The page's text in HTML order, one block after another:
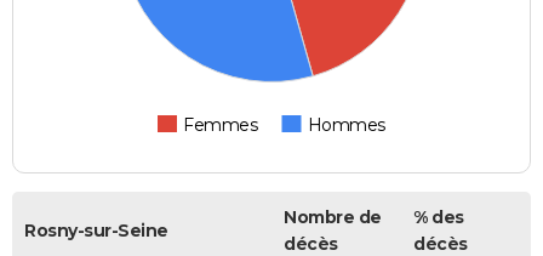
Femmes Hommes
Rosny-sur-Seine
Nombre de
décès
% des
décès